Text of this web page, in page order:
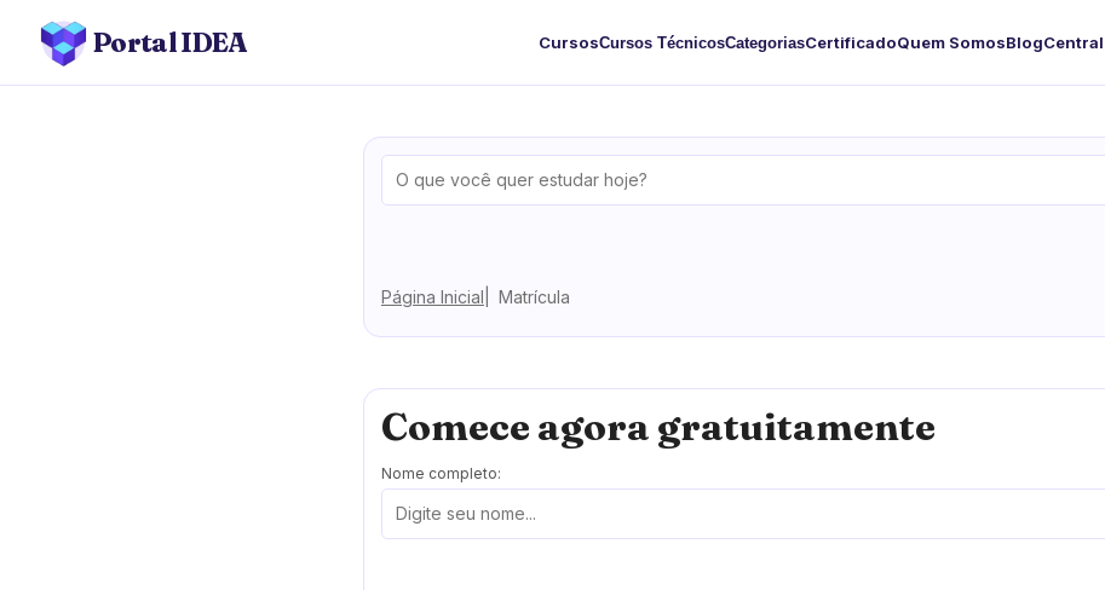
Portal IDEA CursosCursos TécnicosCategoriasCertificadoQuem SomosBlog
Página Inicial Matrícula
Comece agora gratuitamente
Nome completo: